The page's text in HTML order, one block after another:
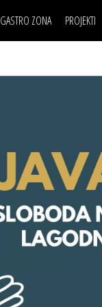
GASTRO ZONA PROJEKTI
BIZBENDOVI
BIZKOLEGIJUM
BMW BIZNIS LIGA
BIZLIFE WEEK
NAJKOLEGA
30 ISPOD 30
BMW BIZNIS LIGA
BIZLIFE WEEK
IZJAVA GODINE